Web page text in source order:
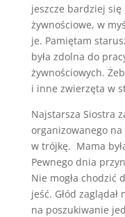
jeszcze bardziej się
żywnościowe, w
je. Pamiętam
była zdolna do
żywnościowych.
i inne zwierzęta w
Najstarsza Siostra
organizowanego na
w trójkę. Mama
Pewnego dnia
Nie mogła chodzić
jeść. Głód
na poszukiwanie